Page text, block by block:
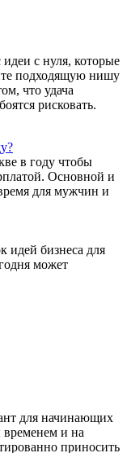
с нуля, которые
подходящую нишу
что удача
рисковать.
в году чтобы
Основной и
для мужчин и
идей бизнеса для
может
для начинающих
и на
приносить